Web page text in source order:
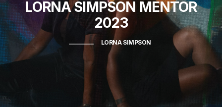
LORNA SIMPSON MENTOR
2023
LORNA SIMPSON